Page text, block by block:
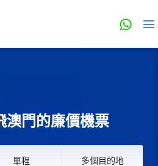
澳門的廉價機票
單程 多個目的地